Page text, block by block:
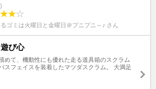
ゴミは火曜日と金曜日＠プニプニ～♪ さん
び心
めて、機動性にも優れた走る道具箱のスクラム
スフェイスを装着したマツダスクラム。 大満足